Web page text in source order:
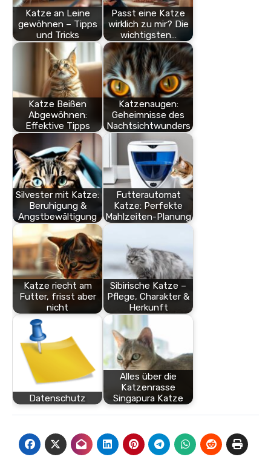
Katze an Leine
gewöhnen – Tipps
und Tricks
Passt eine Katze
wirklich zu mir? Die
wichtigsten…
Katze Beißen
Abgewöhnen:
Effektive Tipps
Katzenaugen:
Geheimnisse des
Nachtsichtwunders
Silvester mit Katze:
Beruhigung &
Angstbewältigung
Futterautomat
Katze: Perfekte
Mahlzeiten-Planung
Katze riecht am
Futter, frisst aber
nicht
Sibirische Katze –
Pflege, Charakter &
Herkunft
Datenschutz
Alles über die
Katzenrasse
Singapura Katze